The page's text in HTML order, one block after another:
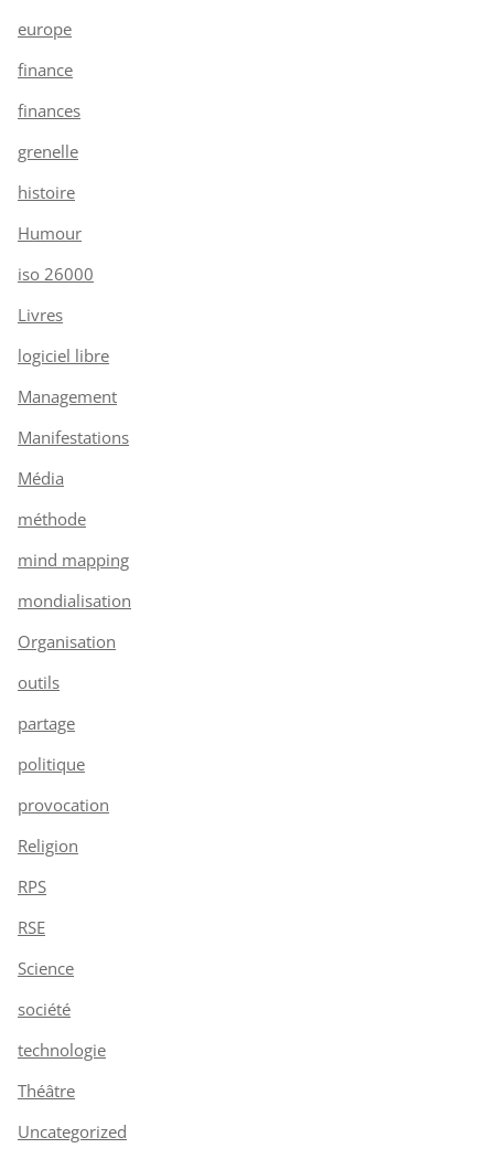
europe
finance
finances
grenelle
histoire
Humour
iso 26000
Livres
logiciel libre
Management
Manifestations
Média
méthode
mind mapping
mondialisation
Organisation
outils
partage
politique
provocation
Religion
RPS
RSE
Science
société
technologie
Théâtre
Uncategorized